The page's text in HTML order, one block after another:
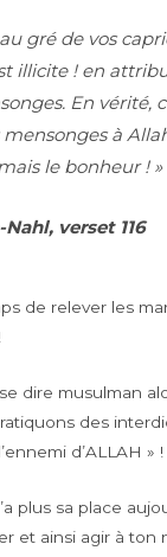
gré de vos
illicite ! en
En vérité,
à
le bonheur ! »
verset 116
de relever les
dire musulman
des
d’ALLAH » !
plus sa place
et ainsi agir à ton